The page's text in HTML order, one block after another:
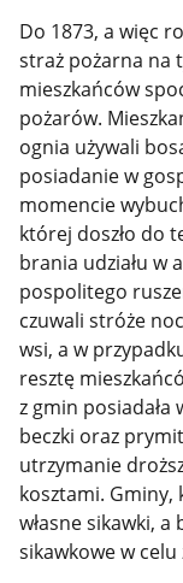
Do 1873, a więc
straż pożarna na
mieszkańców
pożarów.
ognia używali
posiadanie w
momencie
której doszło do
brania udziału w
pospolitego
czuwali stróże
wsi, a w
resztę
z gmin posiadała
beczki oraz
utrzymanie
kosztami. Gminy,
własne sikawki, a
sikawkowe w